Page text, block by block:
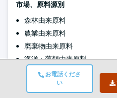
お電話くださ
い
市場、 原料源別
森林由来原料
農業由来原料
廃棄物由来原料
海洋・藻類由来原料
市場、製品タイプ別
基礎有機化学品